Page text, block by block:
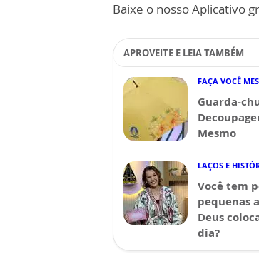
Baixe o nosso Aplicativo
APROVEITE E LEIA TAMBÉM
FAÇA VOCÊ
Guarda-
Mesmo
LAÇOS E
Você tem
pequenas
Deus
dia?